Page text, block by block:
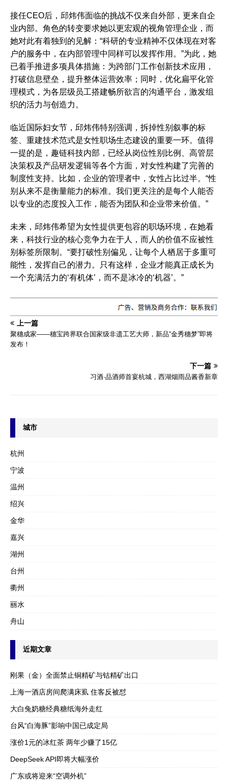
接任CEO后，邱炜伟面临的挑战不仅来自外部，更来自企
业内部。角色的转变要求她以更宏观的视角管理企业，而
她对此有着独到的见解：“科研的专业精神不仅体现在对客
户的服务中，在内部管理中同样可以发挥作用。”为此，她
已着手推进多项具体措施：为跨部门工作创新技术应用，
打破信息壁垒，提升整体运营效率；同时，优化扁平化管
理模式，为各层级员工搭建畅所欲言的沟通平台，激发组
织的活力与创造力。
临近国际妇女节，邱炜伟特别强调，拆掉性别叙事的标
签、重建技术范式是女性职场生态建设的重要一环。值得
一提的是，趣链科技内部，已经从岗位性别比例、高管层
决策权及产品研发逻辑等各个方面，对女性构建了完善的
制度性支持。比如，企业的管理者中，女性占比过半。“性
别从来不是衡量能力的标准。我们更关注的是每个人能否
以专业的态度投入工作，能否为团队和企业带来价值。”
未来，邱炜伟希望为女性提供更包容的职场环境，在她看
来，科技行业的核心竞争力在于人，而人的价值不应被性
别标签所限制。“要打破性别偏见，让每个人栖居于多重可
能性，发挥自己的潜力。只有这样，企业才能真正成长为
一个充满活力的‘有机体’，而不是冰冷的‘机器’。”
上一篇
聚穗成家——穗宝跨界联合国家级非遗工艺大师，新品“金秀穗梦”即将
发布！
下一篇
习酒·品酒师首宴杭城，西湖烟雨品酱香新章
城市
杭州
宁波
温州
绍兴
金华
嘉兴
湖州
台州
衢州
丽水
舟山
近期文章
刚果（金）全面禁止铜精矿与钴精矿出口
上海一酒店房间爬满床虱 住客反被怼
大白兔奶糖经典糖纸海外走红
台风“白海豚”影响中国已成定局
涨价1元的冰红茶 两年少赚了15亿
DeepSeek API即将大幅涨价
广东或将迎来“空调外机”